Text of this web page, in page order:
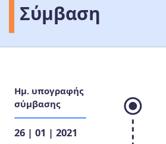
Σύμβαση
Ημ. υπογραφής
σύμβασης
26 | 01 | 2021